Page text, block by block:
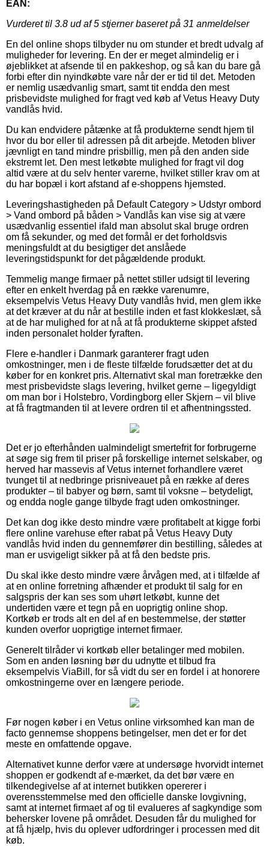
EAN:
Vurderet til 3.8 ud af 5 stjerner baseret på 31 anmeldelser
En del online shops tilbyder nu om stunder et bredt udvalg af
muligheder for levering. En der er meget almindelig er i
øjeblikket at afsende til en pakkeshop, og så kan du bare gå
forbi efter din nyindkøbte vare når der er tid til det. Metoden
er nemlig usædvanlig smart, samt tit endda den mest
prisbevidste mulighed for fragt ved køb af Vetus Heavy Duty
vandlås hvid.
Du kan endvidere påtænke at få produkterne sendt hjem til
hvor du bor eller til adressen på dit arbejde. Metoden bliver
jævnligt en tand mindre prisbillig, men på den anden side
ekstremt let. Den mest letkøbte mulighed for fragt vil dog
altid være at du selv henter varerne, hvilket stiller krav om at
du har bopæl i kort afstand af e-shoppens hjemsted.
Leveringshastigheden på Default Category > Udstyr ombord
> Vand ombord på båden > Vandlås kan vise sig at være
usædvanlig essentiel ifald man absolut skal bruge ordren
om få sekunder, og med det formål er det forholdsvis
meningsfuldt at du besigtiger det anslåede
leveringstidspunkt for det pågældende produkt.
Temmelig mange firmaer på nettet stiller udsigt til levering
efter en enkelt hverdag på en række varenumre,
eksempelvis Vetus Heavy Duty vandlås hvid, men glem ikke
at det kræver at du når at bestille inden et fast klokkeslæt, så
at de har mulighed for at nå at få produkterne skippet afsted
inden personalet holder fyraften.
Flere e-handler i Danmark garanterer fragt uden
omkostninger, men i de fleste tilfælde forudsætter det at du
køber for en konkret pris. Alternativt skal man foretrække den
mest prisbevidste slags levering, hvilket gerne – ligegyldigt
om man bor i Holstebro, Vordingborg eller Skjern – vil blive
at få fragtmanden til at levere ordren til et afhentningssted.
Det er jo efterhånden ualmindeligt smertefrit for forbrugerne
at søge sig frem til priser på forskellige internet selskaber, og
herved har massevis af Vetus internet forhandlere været
tvunget til at nedbringe prisniveauet på en række af deres
produkter – til babyer og børn, samt til voksne – betydeligt,
og endda nogle gange tilbyde fragt uden omkostninger.
Det kan dog ikke desto mindre være profitabelt at kigge forbi
flere online varehuse efter rabat på Vetus Heavy Duty
vandlås hvid inden du gennemfører din bestilling, således at
man er usvigeligt sikker på at få den bedste pris.
Du skal ikke desto mindre være årvågen med, at i tilfælde af
at en online forretning afhænder et produkt til salg for en
salgspris der kan ses som uhørt letkøbt, kunne det
undertiden være et tegn på en uoprigtig online shop.
Kortkøb er trods alt en del af en bestemmelse, der støtter
kunden overfor uoprigtige internet firmaer.
Generelt tilråder vi kortkøb eller betalinger med mobilen.
Som en anden løsning bør du udnytte et tilbud fra
eksempelvis ViaBill, for så vidt du ser en fordel i at honorere
omkostningerne over en længere periode.
Før nogen køber i en Vetus online virksomhed kan man de
facto gennemse shoppens betingelser, men det er for det
meste en omfattende opgave.
Alternativet kunne derfor være at undersøge hvorvidt internet
shoppen er godkendt af e-mærket, da det bør være en
tilkendegivelse af at internet butikken opererer i
overensstemmelse med den officielle danske lovgivning,
samt at internet firmaet af og til evalueres af sagkyndige som
behersker lovene på området. Desuden får du mulighed for
at få hjælp, hvis du oplever udfordringer i processen med dit
køb.